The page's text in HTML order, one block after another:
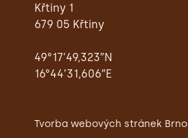
Křtiny 1
679 05 Křtiny
49°17’49,323″N
16°44’31,606″E
Tvorba webových stránek Brno